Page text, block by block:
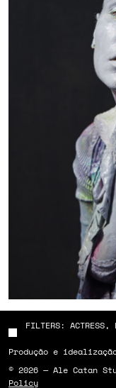
FILTERS: ACTRESS,
Produção e
© 2026 — Ale Catan
Policy